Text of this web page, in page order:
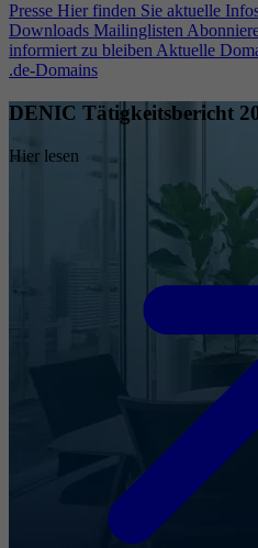
Presse Hier finden Sie aktuelle
Downloads Mailinglisten
informiert zu bleiben Aktuelle
.de-Domains
DENIC Tätigkeitsbericht
Hier lesen